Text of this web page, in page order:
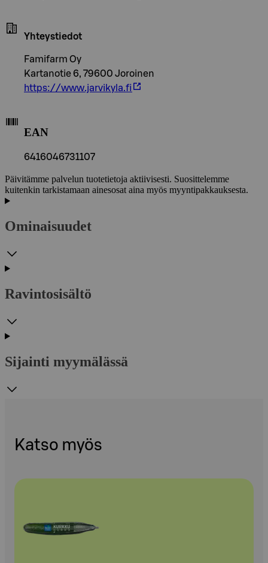
Yhteystiedot
Famifarm Oy
Kartanotie 6, 79600 Joroinen
https://www.jarvikyla.fi
EAN
6416046731107
Päivitämme palvelun tuotetietoja aktiivisesti. Suosittelemme
kuitenkin tarkistamaan ainesosat aina myös myyntipakkauksesta.
Ominaisuudet
Ravintosisältö
Sijainti myymälässä
Katso myös